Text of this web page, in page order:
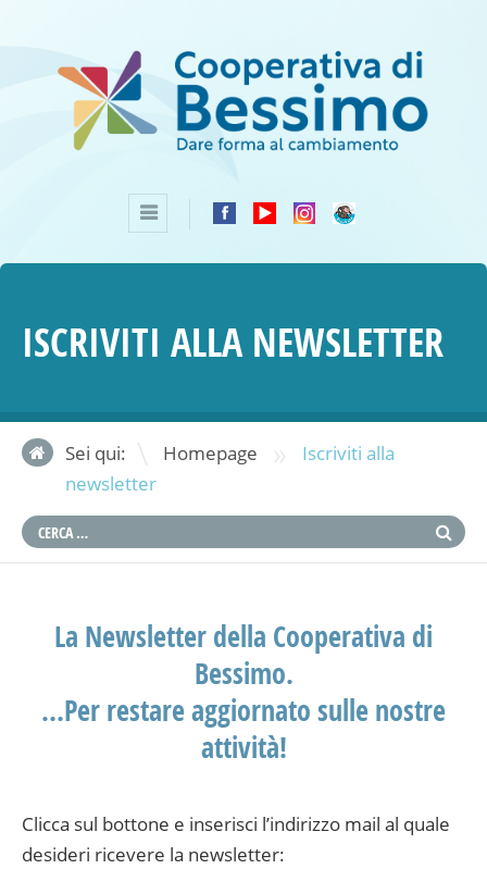
ISCRIVITI ALLA NEWSLETTER
Sei qui: Homepage »
Iscriviti alla
newsletter
La Newsletter della Cooperativa di
Bessimo.
…Per restare aggiornato sulle nostre
attività!
Clicca sul bottone e inserisci l’indirizzo mail al quale
desideri ricevere la newsletter: